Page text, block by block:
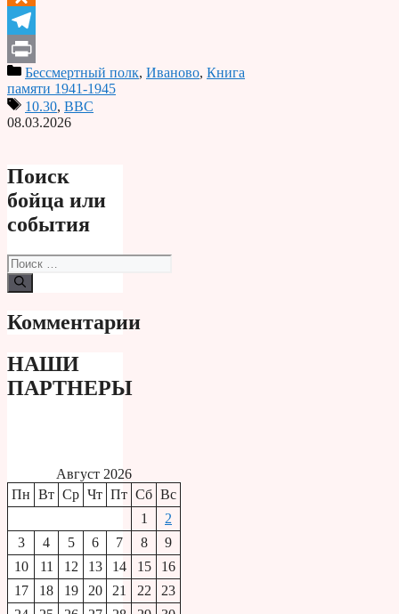
Odnoklassniki
Telegram
PrintБессмертный полк, Иваново, Книга
памяти 1941-1945
10.30, ВВС
08.03.2026
Поиск
бойца или
события
Поиск:
Комментарии
НАШИ
ПАРТНЕРЫ
Август 2026
Пн Вт Ср Чт Пт Сб Вс
1
2
3
4 5 6 7 8
9
10
11 12 13 14 15
16
17
18 19 20 21 22
23